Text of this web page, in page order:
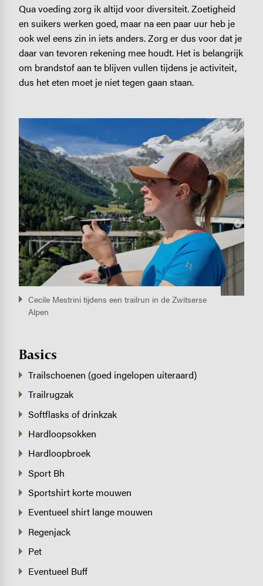
Qua voeding zorg ik altijd voor diversiteit. Zoetigheid
en suikers werken goed, maar na een paar uur heb je
ook wel eens zin in iets anders. Zorg er dus voor dat je
daar van tevoren rekening mee houdt. Het is belangrijk
om brandstof aan te blijven vullen tijdens je activiteit,
dus het eten moet je niet tegen gaan staan.
Cecile Mestrini tijdens een trailrun in de Zwitserse
Alpen
Basics
Trailschoenen (goed ingelopen uiteraard)
Trailrugzak
Softflasks of drinkzak
Hardloopsokken
Hardloopbroek
Sport Bh
Sportshirt korte mouwen
Eventueel shirt lange mouwen
Regenjack
Pet
Eventueel Buff